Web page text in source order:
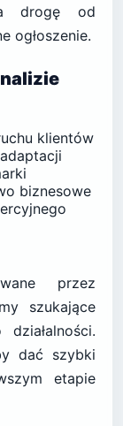
drogę od
ogłoszenie.
klientów
biznesowe
przez
szukające
dać szybki
etapie